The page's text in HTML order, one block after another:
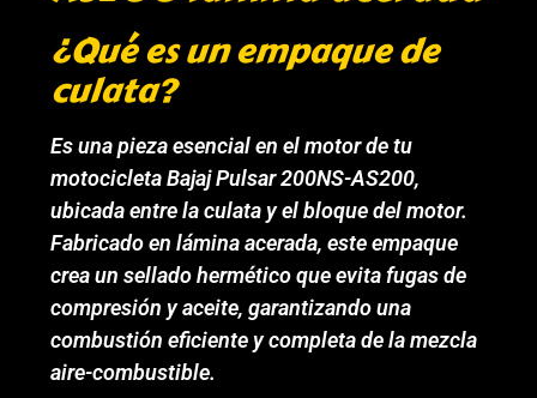
¿Qué es un empaque de
culata?
Es una pieza esencial en el motor de tu
motocicleta Bajaj Pulsar 200NS-AS200,
ubicada entre la culata y el bloque del motor.
Fabricado en lámina acerada, este empaque
crea un sellado hermético que evita fugas de
compresión y aceite, garantizando una
combustión eficiente y completa de la mezcla
aire-combustible.